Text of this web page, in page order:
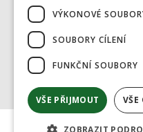
Doporučujeme
Ohledně objednávek
VÝKONOVÉ
SOUBORY CÍLENÍ
FUNKČNÍ SOUBORY
VŠE PŘIJMOUT
ZOBRAZIT